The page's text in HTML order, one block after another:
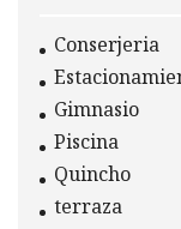
Conserjeria
Gimnasio
Piscina
Quincho
terraza